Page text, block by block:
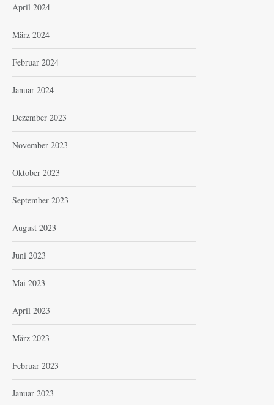
April 2024
März 2024
Februar 2024
Januar 2024
Dezember 2023
November 2023
Oktober 2023
September 2023
August 2023
Juni 2023
Mai 2023
April 2023
März 2023
Februar 2023
Januar 2023